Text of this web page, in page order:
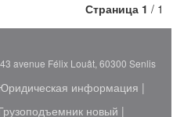
Страница 1 / 1
avenue Félix Louât, 60300 Senlis
информация |
новый |